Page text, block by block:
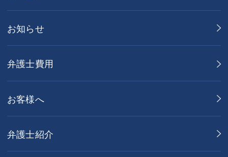
お知らせ
弁護士費用
お客様へ
弁護士紹介